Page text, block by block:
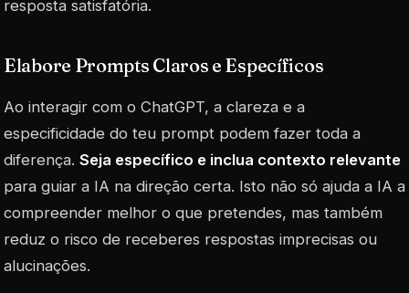
resposta satisfatória.
Elabore Prompts Claros e Específicos
Ao interagir com o ChatGPT, a clareza e a
especificidade do teu prompt podem fazer toda a
diferença. Seja específico e inclua contexto relevante
para guiar a IA na direção certa. Isto não só ajuda a IA a
compreender melhor o que pretendes, mas também
reduz o risco de receberes respostas imprecisas ou
alucinações.